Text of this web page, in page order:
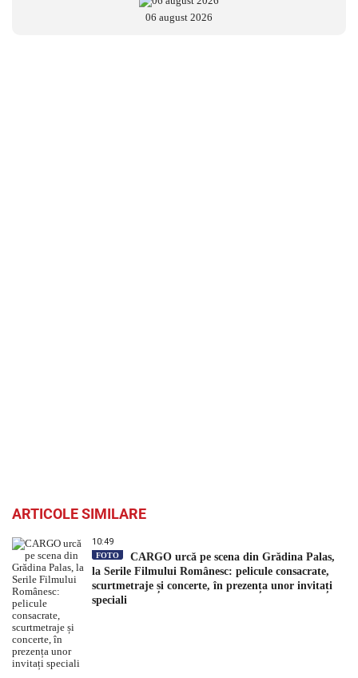
06 august 2026
ARTICOLE SIMILARE
10:49
FOTO
CARGO urcă pe scena din Grădina Palas,
la Serile Filmului Românesc: pelicule consacrate,
scurtmetraje și concerte, în prezența unor invitați
speciali